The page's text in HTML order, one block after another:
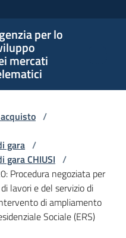
per lo
mercati
/
gara /
CHIUSI /
Procedura negoziata per
lavori e del servizio di
di ampliamento
Sociale (ERS)